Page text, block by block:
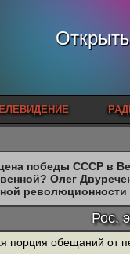
победы СССР в
Олег
революционности
Рос.
порция обещаний от